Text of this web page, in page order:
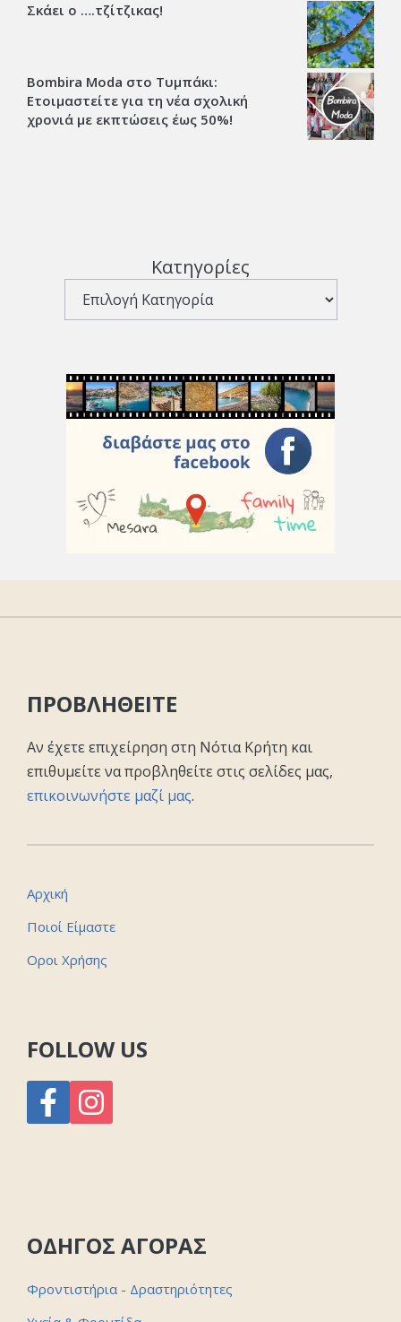
Σκάει ο ….τζίτζικας!
Bombira Moda στο Τυμπάκι:
Ετοιμαστείτε για τη νέα σχολική
χρονιά με εκπτώσεις έως 50%!
Κατηγορίες
ΠΡΟΒΛΗΘΕΙΤΕ
Αν έχετε επιχείρηση στη Νότια Κρήτη και
επιθυμείτε να προβληθείτε στις σελίδες μας,
επικοινωνήστε μαζί μας.
Αρχική
Ποιοί Είμαστε
Οροι Χρήσης
FOLLOW US
ΟΔΗΓΟΣ ΑΓΟΡΑΣ
Φροντιστήρια - Δραστηριότητες